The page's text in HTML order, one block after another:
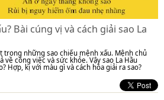
Bài cúng vị và cách giải sao La
trong những sao chiếu mệnh xấu. Mệnh chủ
về công việc và sức khỏe. Vậy sao La Hầu
Hợp, kị với màu gì và cách hóa giải ra sao?